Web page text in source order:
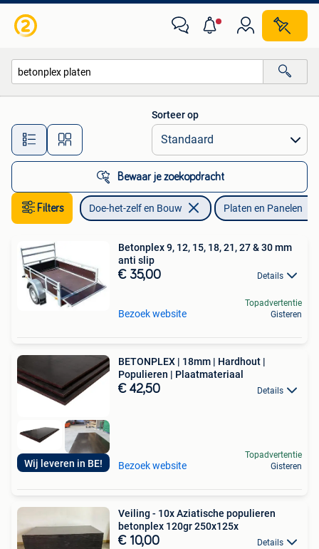
Alle afstanden…
Sorteer op
Bewaar je zoekopdracht
Filters Doe-het-zelf en Bouw Platen en Panelen
Betonplex 9, 12, 15, 18, 21, 27 & 30 mm
anti slip
€ 35,00 Details
Bezoek website
Topadvertentie
Gisteren
Wij leveren in BE!
BETONPLEX | 18mm | Hardhout |
Populieren | Plaatmateriaal
€ 42,50 Details
Bezoek website
Topadvertentie
Gisteren
Veiling - 10x Aziatische populieren
betonplex 120gr 250x125x
€ 10,00 Details